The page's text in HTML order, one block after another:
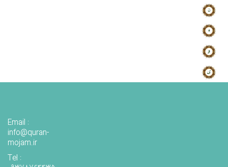
Email :
info@quran-
mojam.ir
Tel :